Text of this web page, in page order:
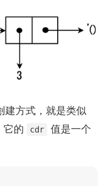
建方式，就是类似
它的 cdr
值是一个